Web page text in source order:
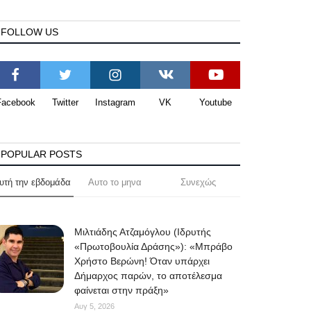
FOLLOW US
Twitter Instagram VK Youtube
POPULAR POSTS
την εβδομάδα Αυτο το μηνα Συνεχώς
Μιλτιάδης Ατζαμόγλου (Ιδρυτής
«Πρωτοβουλία Δράσης»): «Μπράβο
Χρήστο Βερώνη! Όταν υπάρχει
Δήμαρχος παρών, το αποτέλεσμα
φαίνεται στην πράξη»
Αυγ 5, 2026